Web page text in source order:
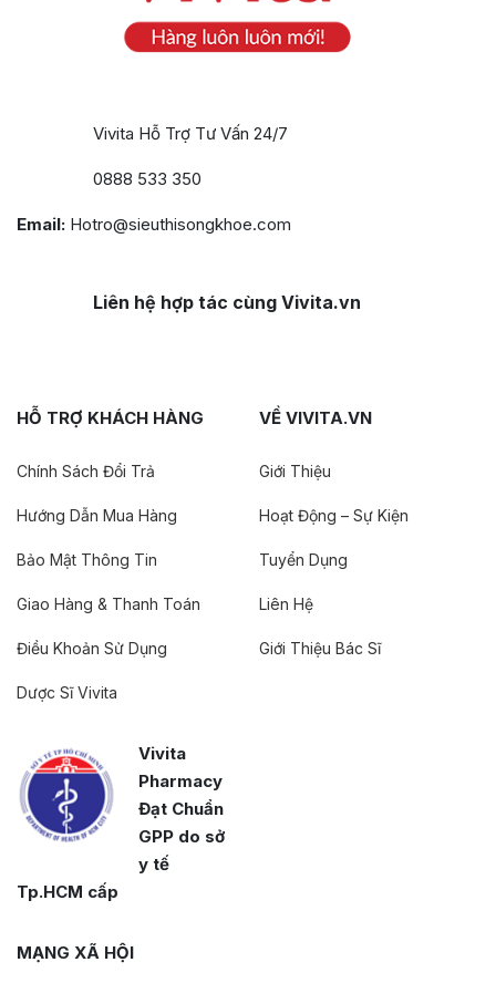
Vivita Hỗ Trợ Tư Vấn 24/7
0888 533 350
Email: Hotro@sieuthisongkhoe.com
Liên hệ hợp tác cùng Vivita.vn
HỖ TRỢ KHÁCH HÀNG
Chính Sách Đổi Trả
Hướng Dẫn Mua Hàng
Bảo Mật Thông Tin
Giao Hàng & Thanh Toán
Điều Khoản Sử Dụng
Dược Sĩ Vivita
Vivita
Pharmacy
Đạt Chuẩn
GPP do sở
y tế
Tp.HCM cấp
VỀ VIVITA.VN
Giới Thiệu
Hoạt Động – Sự Kiện
Tuyển Dụng
Liên Hệ
Giới Thiệu Bác Sĩ
MẠNG XÃ HỘI